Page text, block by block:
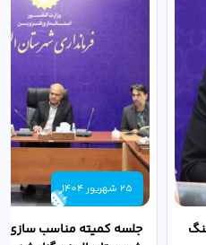
25 شهریور 1404
جلسه کمیته مناسب سازی